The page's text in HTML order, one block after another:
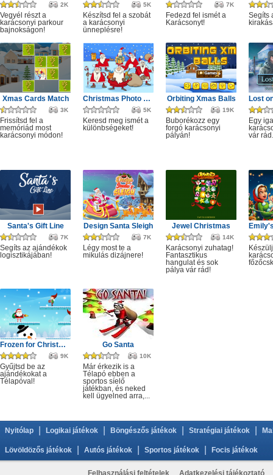
2K
Vegyél részt a
karácsonyi parkour
bajnokságon!
5K
Készítsd fel a szobát
a karácsonyi
ünneplésre!
7K
Fedezd fel ismét a
Karácsonyt!
Segíts
Xmas Cards Match
3K
Frissítsd fel a
memóriád most
karácsonyi módon!
Christmas Photo Differences 2
5K
Keresd meg ismét a
különbségeket!
Orbiting Xmas Balls
19K
Buborékozz egy
forgó karácsonyi
pályán!
Egy
vár
Santa's Gift Line
7K
Segíts az ajándékok
logisztikájában!
Design Santa Sleigh
7K
Légy most te a
mikulás dizájnere!
Jewel Christmas
14K
Karácsonyi zuhatag!
Fantasztikus
hangulat és sok
pálya vár rád!
Frozen for Christmas
9K
Gyűjtsd be az
ajándékokat a
Télapóval!
Go Santa
10K
Már érkezik is a
Télapó ebben a
sportos síelő
játékban, és neked
kell ügyelned arra,...
Nyitólap Logikai játékok Böngészős játékok Stratégiai játékok
Lövöldözős játékok Autós játékok Sportos játékok Focis játékok
Felhasználási feltételek Adatkezelési tájékoztató